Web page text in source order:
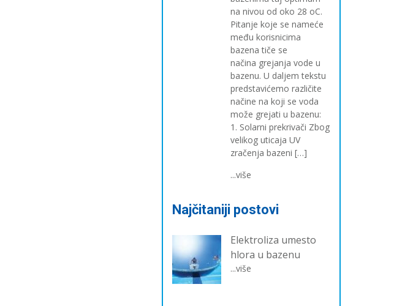
na nivou od oko 28 oC.
Pitanje koje se nameće
među korisnicima
bazena tiče se
načina grejanja vode u
bazenu. U daljem tekstu
predstavićemo različite
načine na koji se voda
može grejati u bazenu:
1. Solarni prekrivači Zbog
velikog uticaja UV
zračenja bazeni […]
...više
Najčitaniji postovi
Elektroliza umesto
hlora u bazenu
...više